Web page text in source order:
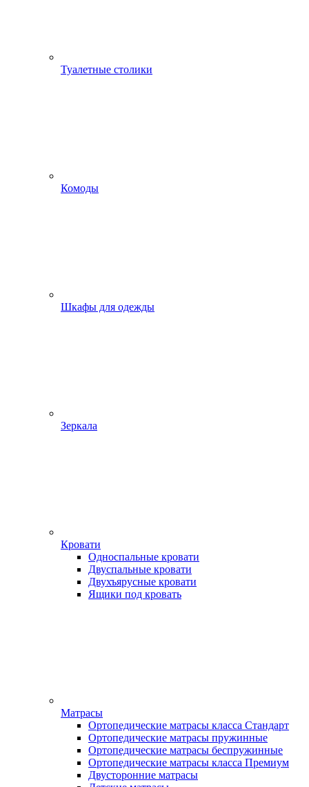
Туалетные столики
Комоды
Шкафы для одежды
Зеркала
Кровати
Односпальные кровати
Двуспальные кровати
Двухъярусные кровати
Ящики под кровать
Матрасы
Ортопедические матрасы класса Стандарт
Ортопедические матрасы пружинные
Ортопедические матрасы беспружинные
Ортопедические матрасы класса Премиум
Двусторонние матрасы